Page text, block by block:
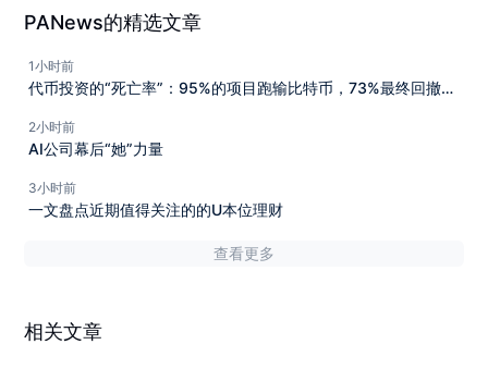
PANews的精选文章
1小时前
代币投资的“死亡率”：95%的项目跑输比特币，73%最终回撤超
2小时前
AI公司幕后“她”力量
3小时前
一文盘点近期值得关注的的U本位理财
查看更多
相关文章